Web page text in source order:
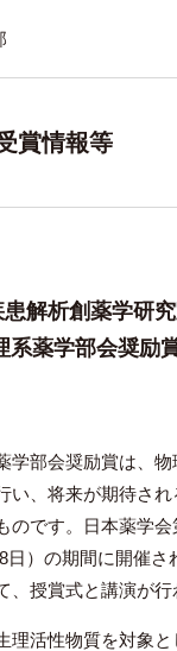
賞情報等
解析創薬学研
系薬学部会奨励
部会奨励賞は、物
い、将来が期待さ
のです。日本薬学会
日）の期間に開催
、授賞式と講演が行
理活性物質を対象